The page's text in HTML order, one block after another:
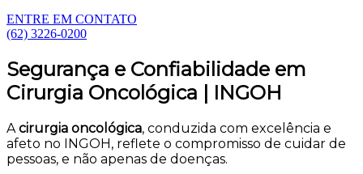
ENTRE EM CONTATO
(62) 3226-0200
Segurança e Confiabilidade em
Cirurgia Oncológica | INGOH
Acirurgia oncológica, conduzida com excelência e
afeto no INGOH, reflete o compromisso de cuidar de
pessoas, e não apenas de doenças.